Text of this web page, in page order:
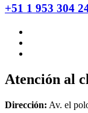
+51 1 953 304
Atención al
Dirección: Av. el